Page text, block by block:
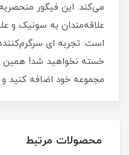
می‌کند. این فیگور
علاقه‌مندان به سونیک و
است. تجربه ای
خسته نخواهید شد! همین
مجموعه خود اضافه کنید و
محصولات مرتبط